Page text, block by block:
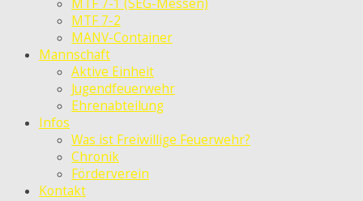
MTF 7-1 (SEG-Messen)
MTF 7-2
MANV-Container
Mannschaft
Aktive Einheit
Jugendfeuerwehr
Ehrenabteilung
Infos
Was ist Freiwillige Feuerwehr?
Chronik
Förderverein
Kontakt